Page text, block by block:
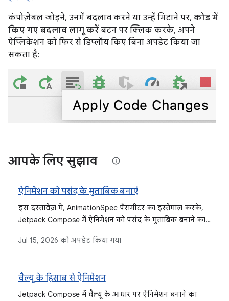
कंपोज़ेबल जोड़ने, उनमें बदलाव करने या उन्हें मिटाने पर, कोड में
किए गए बदलाव लागू करें बटन पर क्लिक करके, अपने
ऐप्लिकेशन को फिर से डिप्लॉय किए बिना अपडेट किया जा
सकता है:
आपके लिए सुझाव
ऐनिमेशन को पसंद के मुताबिक बनाएं
इस दस्तावेज़ में, AnimationSpec पैरामीटर का इस्तेमाल करके,
Jetpack Compose में ऐनिमेशन को पसंद के मुताबिक बनाने का
के बारे में जानकारी दी गई है. जैसे, स्प्रिंग, ट्विन, कीफ़्रेम, और
गया है.
Jul 15, 2026 को अपडेट किया गया
वैल्यू के हिसाब से ऐनिमेशन
Jetpack Compose में वैल्यू के आधार पर ऐनिमेशन बनाने का